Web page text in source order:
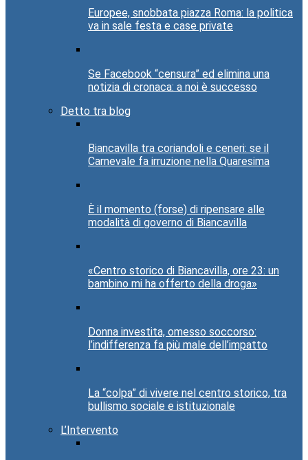
Europee, snobbata piazza Roma: la politica
va in sale festa e case private
Se Facebook “censura” ed elimina una
notizia di cronaca: a noi è successo
Detto tra blog
Biancavilla tra coriandoli e ceneri: se il
Carnevale fa irruzione nella Quaresima
È il momento (forse) di ripensare alle
modalità di governo di Biancavilla
«Centro storico di Biancavilla, ore 23: un
bambino mi ha offerto della droga»
Donna investita, omesso soccorso:
l’indifferenza fa più male dell’impatto
La “colpa” di vivere nel centro storico, tra
bullismo sociale e istituzionale
L’Intervento